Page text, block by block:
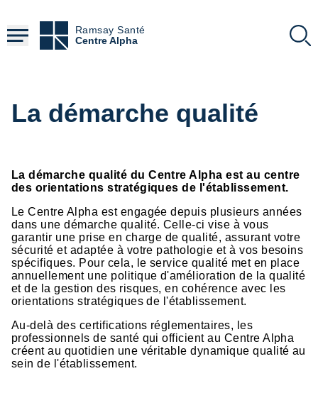
contenu
principal
Ramsay Santé
Centre Alpha
La démarche qualité
La démarche qualité du Centre Alpha est au centre
des orientations stratégiques de l'établissement.
Le Centre Alpha est engagée depuis plusieurs années
dans une démarche qualité. Celle-ci vise à vous
garantir une prise en charge de qualité, assurant votre
sécurité et adaptée à votre pathologie et à vos besoins
spécifiques. Pour cela, le service qualité met en place
annuellement une politique d'amélioration de la qualité
et de la gestion des risques, en cohérence avec les
orientations stratégiques de l'établissement.
Au-delà des certifications réglementaires, les
professionnels de santé qui officient au Centre Alpha
créent au quotidien une véritable dynamique qualité au
sein de l'établissement.